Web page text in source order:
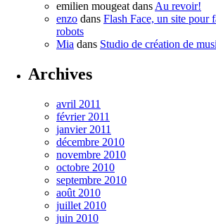
emilien mougeat dans Au revoir!
enzo dans Flash Face, un site pour
robots
Mia dans Studio de création de
Archives
avril 2011
février 2011
janvier 2011
décembre 2010
novembre 2010
octobre 2010
septembre 2010
août 2010
juillet 2010
juin 2010